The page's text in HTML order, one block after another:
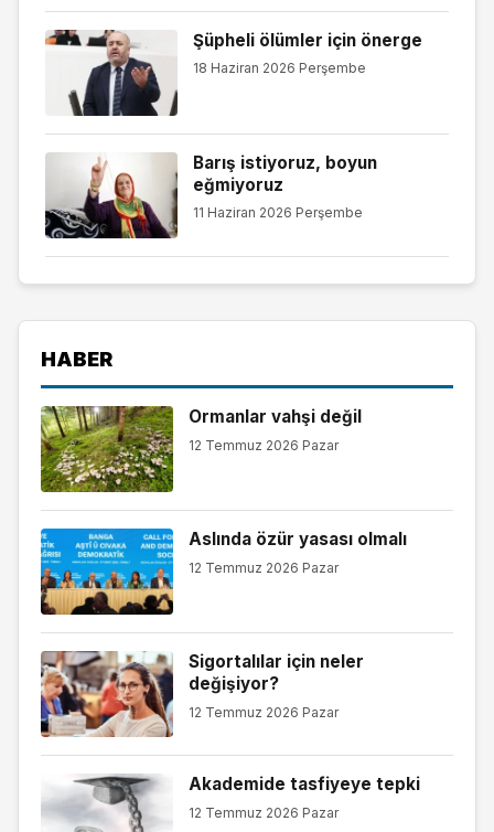
Şüpheli ölümler için önerge
18 Haziran 2026 Perşembe
Barış istiyoruz, boyun
eğmiyoruz
11 Haziran 2026 Perşembe
HABER
Ormanlar vahşi değil
12 Temmuz 2026 Pazar
Aslında özür yasası olmalı
12 Temmuz 2026 Pazar
Sigortalılar için neler
değişiyor?
12 Temmuz 2026 Pazar
Akademide tasfiyeye tepki
12 Temmuz 2026 Pazar